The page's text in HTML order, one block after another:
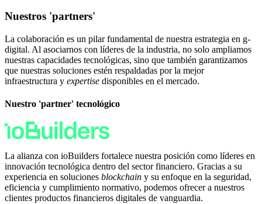
Nuestros 'partners'
La colaboración es un pilar fundamental de nuestra estrategia en g-
digital. Al asociarnos con líderes de la industria, no solo ampliamos
nuestras capacidades tecnológicas, sino que también garantizamos
que nuestras soluciones estén respaldadas por la mejor
infraestructura y expertise disponibles en el mercado.
Nuestro 'partner' tecnológico
La alianza con ioBuilders fortalece nuestra posición como líderes en
innovación tecnológica dentro del sector financiero. Gracias a su
experiencia en soluciones blockchain y su enfoque en la seguridad,
eficiencia y cumplimiento normativo, podemos ofrecer a nuestros
clientes productos financieros digitales de vanguardia.